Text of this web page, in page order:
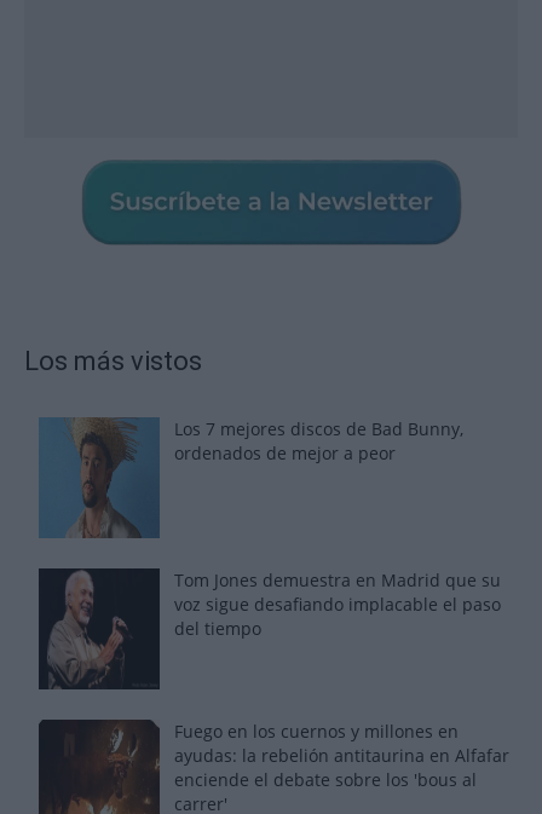
Los más vistos
Los 7 mejores discos de Bad Bunny,
ordenados de mejor a peor
Tom Jones demuestra en Madrid que su
voz sigue desafiando implacable el paso
del tiempo
Fuego en los cuernos y millones en
ayudas: la rebelión antitaurina en Alfafar
enciende el debate sobre los 'bous al
carrer'